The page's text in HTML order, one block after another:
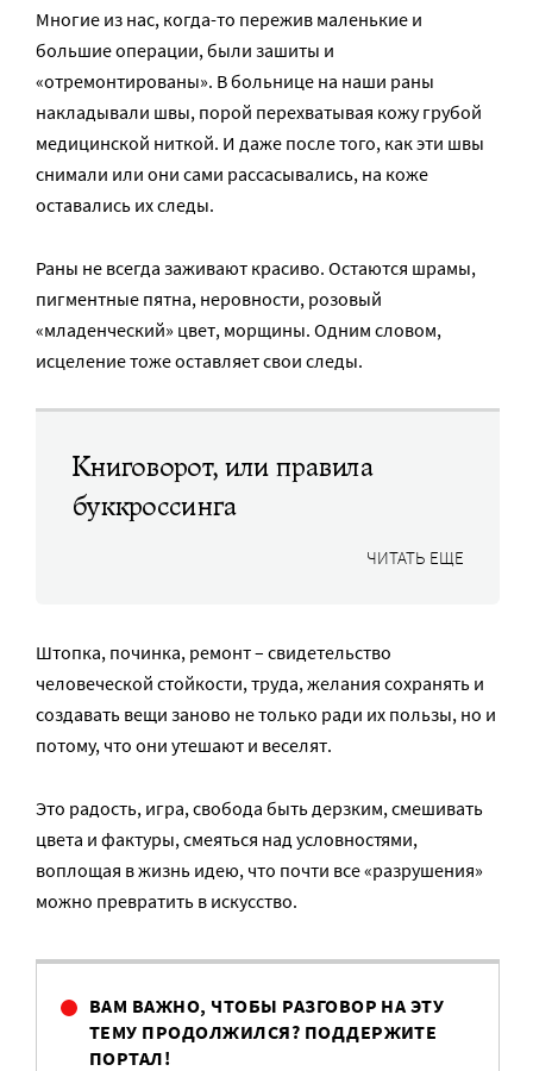
Многие из нас, когда-то пережив маленькие и
большие операции, были зашиты и
«отремонтированы». В больнице на наши раны
накладывали швы, порой перехватывая кожу грубой
медицинской ниткой. И даже после того, как эти швы
снимали или они сами рассасывались, на коже
оставались их следы.
Раны не всегда заживают красиво. Остаются шрамы,
пигментные пятна, неровности, розовый
«младенческий» цвет, морщины. Одним словом,
исцеление тоже оставляет свои следы.
Книговорот, или правила
буккроссинга
ЧИТАТЬ ЕЩЕ
Штопка, починка, ремонт – свидетельство
человеческой стойкости, труда, желания сохранять и
создавать вещи заново не только ради их пользы, но и
потому, что они утешают и веселят.
Это радость, игра, свобода быть дерзким, смешивать
цвета и фактуры, смеяться над условностями,
воплощая в жизнь идею, что почти все «разрушения»
можно превратить в искусство.
ВАМ ВАЖНО, ЧТОБЫ РАЗГОВОР НА ЭТУ
ТЕМУ ПРОДОЛЖИЛСЯ? ПОДДЕРЖИТЕ
ПОРТАЛ!